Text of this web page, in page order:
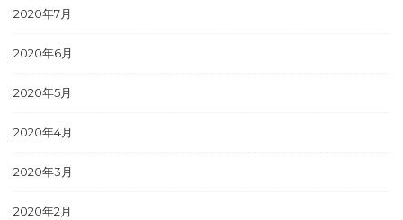
2020年7月
2020年6月
2020年5月
2020年4月
2020年3月
2020年2月